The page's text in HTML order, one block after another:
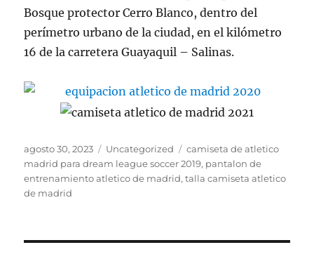
Bosque protector Cerro Blanco, dentro del
perímetro urbano de la ciudad, en el kilómetro
16 de la carretera Guayaquil – Salinas.
Publicado
el
agosto 30, 2023 Categorías
Uncategorized Etiquetas
camiseta de atletico
madrid para dream league soccer 2019, pantalon de
entrenamiento atletico de madrid,talla camiseta atletico
de madrid